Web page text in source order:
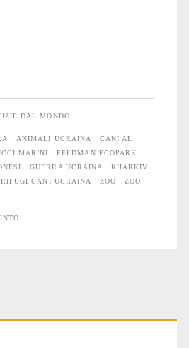
DAL MONDO
ANIMALI UCRAINA
CANI AL
MARINI
FELDMAN ECOPARK
GUERRA UCRAINA
KHARKIV
RIFUGI CANI UCRAINA ZOO
ZOO